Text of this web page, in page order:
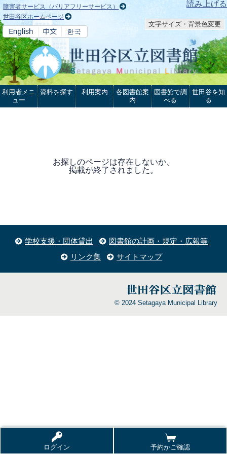
本文へ 読み上げる
障害者サービス（バリアフリーサービス）
世田谷区ホームページ
文字サイズ・背景色変更
ログイン 予約かご確認
利用者メニ
ュー
資料を探す 利用案内
各図書館案
内
図書館で調
べる
世田谷を知
る
お探しのページは存在しないか、
掲載が終了されました。
学校支援・団体貸出
図書館の計画・規定・広報等
リンク集
サイトマップ
© 2024 Setagaya Municipal Library